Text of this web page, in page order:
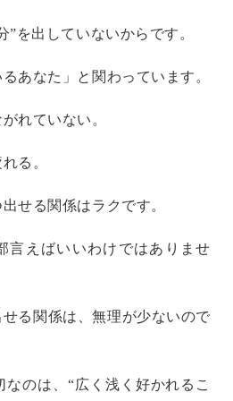
”を出していないからです。
あなた」と関わっています。
れていない。
る。
せる関係はラクです。
言えばいいわけではありませ
る関係は、無理が少ないので
なのは、“広く浅く好かれるこ